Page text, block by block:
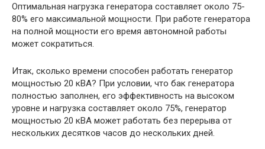
Оптимальная нагрузка генератора составляет около 75-
80% его максимальной мощности. При работе генератора
на полной мощности его время автономной работы
может сократиться.
Итак, сколько времени способен работать генератор
мощностью 20 кВА? При условии, что бак генератора
полностью заполнен, его эффективность на высоком
уровне и нагрузка составляет около 75%, генератор
мощностью 20 кВА может работать без перерыва от
нескольких десятков часов до нескольких дней.